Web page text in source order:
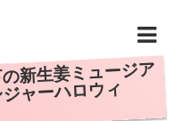
新生姜ミュージア
ャーハロウィ